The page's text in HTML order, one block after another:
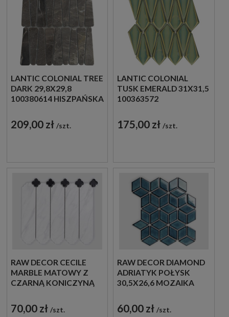
LANTIC COLONIAL TREE
DARK 29,8X29,8
100380614 HISZPAŃSKA
DEKORACYJNA
IMITUJĄCA KAMIEŃ W
209,00 zł szt.
LANTIC COLONIAL
TUSK EMERALD 31X31,5
100363572
MOZAIKA SZKLANA W
ZIELONYM ODCIENIU
175,00 zł szt.
RAW DECOR CECILE
MARBLE MATOWY Z
CZARNĄ KONICZYNĄ
DEKORACYJNA
70,00 zł szt.
RAW DECOR DIAMOND
ADRIATYK POŁYSK
30,5X26,6 MOZAIKA
60,00 zł szt.